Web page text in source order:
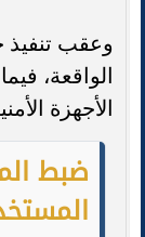
وعقب تنفيذ
الواقعة،
الأجهزة
ضبط